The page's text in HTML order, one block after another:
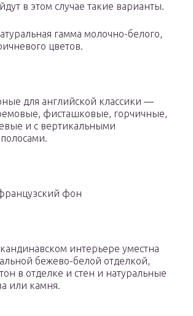
в этом случае такие варианты.
гамма молочно-белого,
цветов.
для английской классики —
фисташковые, горчичные,
и с вертикальными
фон
интерьере уместна
бежево-белой отделкой,
в отделке и стен и натуральные
или камня.